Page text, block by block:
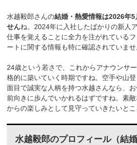
水越毅郎さんの結婚・熱愛情報は2026年
せんね。2024年に入社したばかりの新人
仕事を覚えることに全力を注がれている
ートに関する情報も特に確認されていませ
24歳という若さで、これからアナウンサ
格的に築いていく時期ですね。空手や山
面目で誠実な人柄を持つ水越さんなら、
前向きに歩んでいかれるはずですね。素
からの楽しみとして見守っていきたいとこ
水越毅郎のプロフィール（結